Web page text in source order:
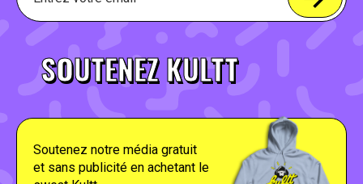
SOUTENEZ KULTT
Soutenez notre média gratuit
et sans publicité en achetant le